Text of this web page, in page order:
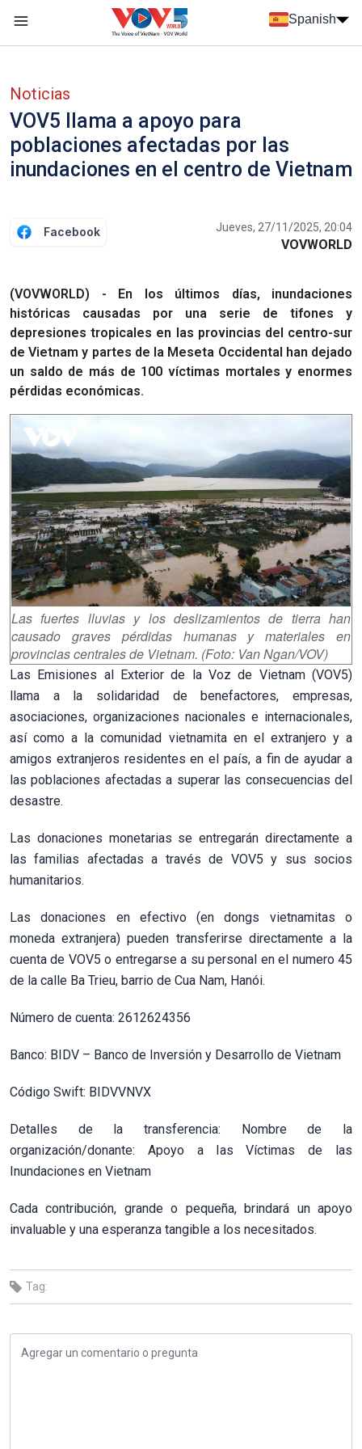
Spanish
Noticias
VOV5 llama a apoyo para
poblaciones afectadas por las
inundaciones en el centro de Vietnam
Facebook Jueves, 27/11/2025, 20:04
VOVWORLD
(VOVWORLD) - En los últimos días, inundaciones
históricas causadas por una serie de tifones y
depresiones tropicales en las provincias del centro-sur
de Vietnam y partes de la Meseta Occidental han dejado
un saldo de más de 100 víctimas mortales y enormes
pérdidas económicas.
Las fuertes lluvias y los deslizamientos de tierra han
causado graves pérdidas humanas y materiales en
provincias centrales de Vietnam. (Foto: Van Ngan/VOV)
Las Emisiones al Exterior de la Voz de Vietnam (VOV5)
llama a la solidaridad de benefactores, empresas,
asociaciones, organizaciones nacionales e internacionales,
así como a la comunidad vietnamita en el extranjero y a
amigos extranjeros residentes en el país, a fin de ayudar a
las poblaciones afectadas a superar las consecuencias del
desastre.
Las donaciones monetarias se entregarán directamente a
las familias afectadas a través de VOV5 y sus socios
humanitarios.
Las donaciones en efectivo (en dongs vietnamitas o
moneda extranjera) pueden transferirse directamente a la
cuenta de VOV5 o entregarse a su personal en el numero 45
de la calle Ba Trieu, barrio de Cua Nam, Hanói.
Número de cuenta: 2612624356
Banco: BIDV – Banco de Inversión y Desarrollo de Vietnam
Código Swift: BIDVVNVX
Detalles de la transferencia: Nombre de la
organización/donante: Apoyo a las Víctimas de las
Inundaciones en Vietnam
Cada contribución, grande o pequeña, brindará un apoyo
invaluable y una esperanza tangible a los necesitados.
Tag: